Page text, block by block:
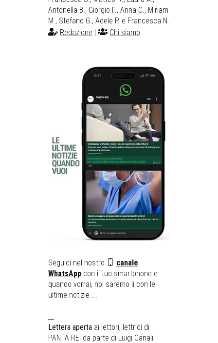
Antonella B., Giorgio F., Anna C., Miriam
M., Stefano G., Adele P. e Francesca N.
Redazione
Chi siamo
Seguici nel nostro
canale
WhatsApp con il tuo smartphone e
quando vorrai, noi saremo li con le
ultime notizie ...
Lettera aperta ai lettori, lettrici di
PANTA-REI da parte di Luigi Canali